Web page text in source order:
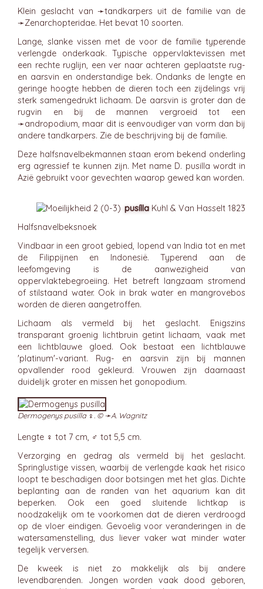
Klein geslacht van ➛tandkarpers uit de familie van de
➛Zenarchopteridae. Het bevat 10 soorten.
Lange, slanke vissen met de voor de familie typerende
verlengde onderkaak. Typische oppervlaktevissen met
een rechte ruglijn, een ver naar achteren geplaatste rug-
en aarsvin en onderstandige bek. Ondanks de lengte en
geringe hoogte hebben de dieren toch een zijdelings vrij
sterk samengedrukt lichaam. De aarsvin is groter dan de
rugvin en bij de mannen vergroeid tot een
➛andropodium, maar dit is eenvoudiger van vorm dan bij
andere tandkarpers. Zie de beschrijving bij de familie.
Deze halfsnavelbekmannen staan erom bekend onderling
erg agressief te kunnen zijn. Met name D. pusilla wordt in
Azië gebruikt voor gevechten waarop gewed kan worden.
pusílla Kuhl & Van Hasselt 1823
Halfsnavelbeksnoek
Vindbaar in een groot gebied, lopend van India tot en met
de Filippijnen en Indonesië. Typerend aan de
leefomgeving is de aanwezigheid van
oppervlaktebegroeiing. Het betreft langzaam stromend
of stilstaand water. Ook in brak water en mangrovebos
worden de dieren aangetroffen.
Lichaam als vermeld bij het geslacht. Enigszins
transparant groenig lichtbruin getint lichaam, vaak met
een lichtblauwe gloed. Ook bestaat een lichtblauwe
'platinum'-variant. Rug- en aarsvin zijn bij mannen
opvallender rood gekleurd. Vrouwen zijn daarnaast
duidelijk groter en missen het gonopodium.
Dermogenys pusilla ♀. © ➛A. Wagnitz
Lengte ♀ tot 7 cm, ♂ tot 5,5 cm.
Verzorging en gedrag als vermeld bij het geslacht.
Springlustige vissen, waarbij de verlengde kaak het risico
loopt te beschadigen door botsingen met het glas. Dichte
beplanting aan de randen van het aquarium kan dit
beperken. Ook een goed sluitende lichtkap is
noodzakelijk om te voorkomen dat de dieren verdroogd
op de vloer eindigen. Gevoelig voor veranderingen in de
watersamenstelling, dus liever vaker wat minder water
tegelijk verversen.
De kweek is niet zo makkelijk als bij andere
levendbarenden. Jongen worden vaak dood geboren,